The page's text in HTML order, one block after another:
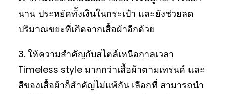
นาน ประหยัดทั้งเงินในกระเป๋า และยังช่วยลด
ปริมาณขยะที่เกิดจากเสื้อผ้าอีกด้วย
3. ให้ความสำคัญกับสไตล์เหนือกาลเวลา
Timeless style มากกว่าเสื้อผ้าตามเทรนด์ และ
สีของเสื้อผ้าก็สำคัญไม่แพ้กัน เลือกที่ สามารถนำ